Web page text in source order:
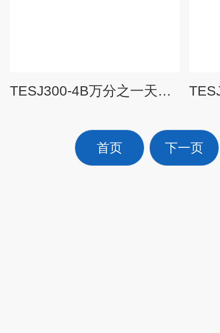
TESJ300-4B万分之一天平,300g 0.0001g电子天平
首页 下一页